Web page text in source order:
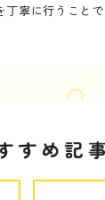
丁寧に行うこと
すめ記